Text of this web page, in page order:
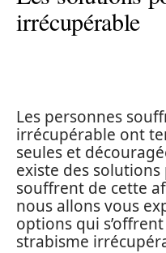
irrécupérable
Les personnes
irrécupérable ont
seules et
existe des
souffrent de cette
nous allons vous
options qui
strabisme